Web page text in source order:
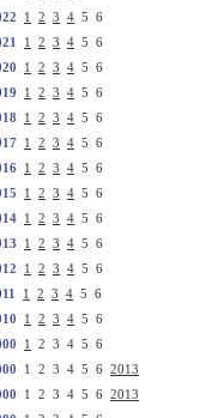
1 2 3 4 5 6
1 2 3 4 5 6
1 2 3 4 5 6
1 2 3 4 5 6
1 2 3 4 5 6
1 2 3 4 5 6
1 2 3 4 5 6
1 2 3 4 5 6
1 2 3 4 5 6
1 2 3 4 5 6
1 2 3 4 5 6
1 2 3 4 5 6
1 2 3 4 5 6
1
2 3 4 5 6
1 2 3 4 5 6 2013
1 2 3 4 5 6 2013